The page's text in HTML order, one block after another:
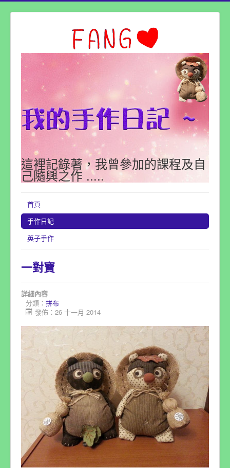
這裡記錄著，我曾參加的課程及自
己隨興之作 .....
首頁
手作日記
英子手作
一對寶
詳細內容
分類： 拼布
發佈：26 十一月 2014